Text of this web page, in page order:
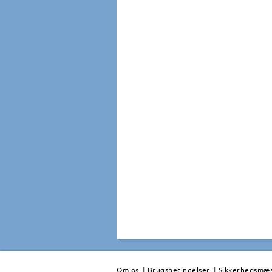
Om os | Brugsbetingelser |